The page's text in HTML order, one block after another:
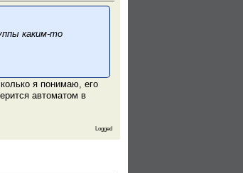
каким-то
я понимаю, его
автоматом в
Logged